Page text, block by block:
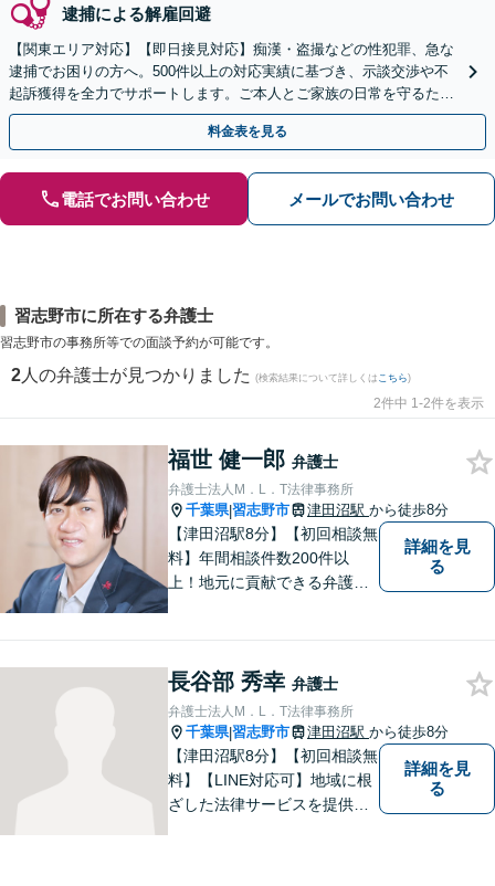
逮捕による解雇回避
【関東エリア対応】【即日接見対応】痴漢・盗撮などの性犯罪、急な
逮捕でお困りの方へ。500件以上の対応実績に基づき、示談交渉や不
起訴獲得を全力でサポートします。ご本人とご家族の日常を守るため
に迅速に動きます。【初回面談無料】
料金表を見る
電話でお問い合わせ メールでお問い合わせ
習志野市に所在する弁護士
習志野市の事務所等での面談予約が可能です。
2 人の弁護士が見つかりました (検索結果について詳しくは こちら)
2件中 1-2件を表示
福世 健一郎 弁護士
弁護士法人M．L．T法律事務所
千葉県|習志野市 津田沼駅 から徒歩8分
【津田沼駅8分】【初回相談無
料】年間相談件数200件以
上！地元に貢献できる弁護士
貞に関して実績多数、女性側
からのご相談にも注力してい
ます。あなたの思いをしっか
りと伺います。
詳細を見
る
長谷部 秀幸 弁護士
弁護士法人M．L．T法律事務所
千葉県|習志野市 津田沼駅 から徒歩8分
【津田沼駅8分】【初回相談無
料】【LINE対応可】地域に根
ざした法律サービスを提供し
詳細を見
る